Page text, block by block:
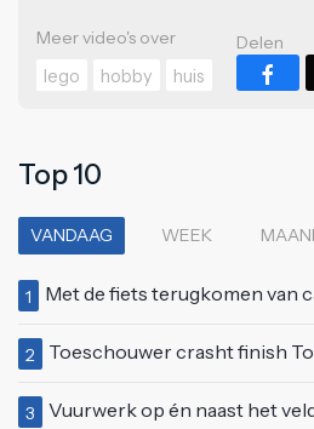
Meer video's over
lego
hobby huis
Delen
Top 10
VANDAAG WEEK
1 Met de fiets terugkomen van
2 Toeschouwer crasht finish Tour de
3 Vuurwerk op én naast het veld: Vechtpartij op